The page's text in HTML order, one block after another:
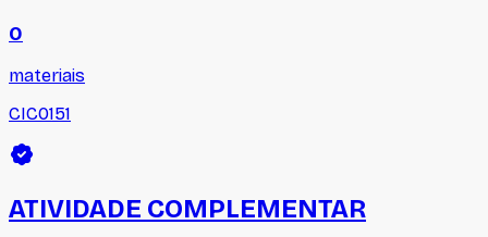
0
materiais
CIC0151
ATIVIDADE COMPLEMENTAR